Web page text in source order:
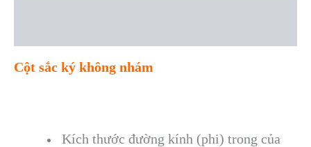
Cột sắc ký không nhám
Kích thước đường kính (phi) trong của